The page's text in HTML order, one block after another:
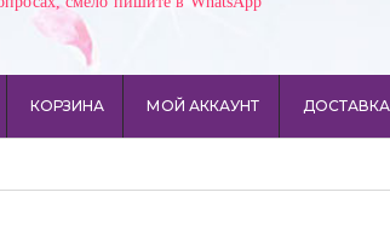
КОРЗИНА МОЙ АККАУНТ